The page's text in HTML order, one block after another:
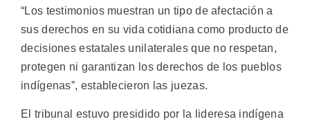
“Los testimonios muestran un tipo de afectación a
sus derechos en su vida cotidiana como producto de
decisiones estatales unilaterales que no respetan,
protegen ni garantizan los derechos de los pueblos
indígenas”, establecieron las juezas.
El tribunal estuvo presidido por la lideresa indígena